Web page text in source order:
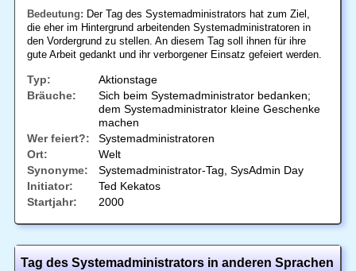
Bedeutung: Der Tag des Systemadministrators hat zum Ziel,
die eher im Hintergrund arbeitenden Systemadministratoren in
den Vordergrund zu stellen. An diesem Tag soll ihnen für ihre
gute Arbeit gedankt und ihr verborgener Einsatz gefeiert werden.
Typ:
Aktionstage
Bräuche:
Sich beim Systemadministrator bedanken;
dem Systemadministrator kleine Geschenke
machen
Wer feiert?:
Systemadministratoren
Ort:
Welt
Synonyme:
Systemadministrator-Tag, SysAdmin Day
Initiator:
Ted Kekatos
Startjahr:
2000
Tag des Systemadministrators in anderen Sprachen